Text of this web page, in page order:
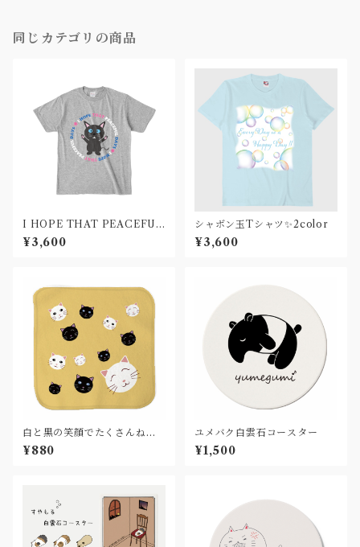
同じカテゴリの商品
I HOPE THAT PEACEFUL
DAYS Tシャツ
¥3,600
シャボン玉Tシャツ✨2color
¥3,600
白と黒の笑顔でたくさんねこ
ちゃん ハンドタオル
¥880
ユメバク白雲石コースター
¥1,500